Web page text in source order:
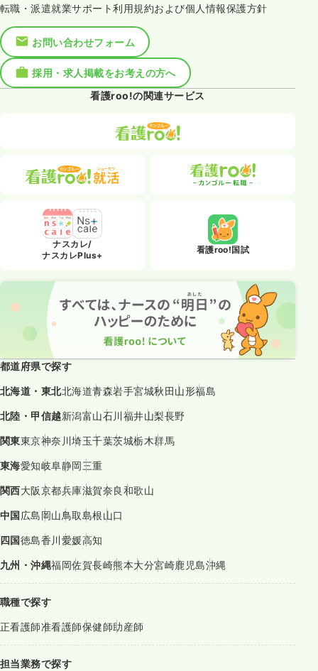
転職・派遣就業サポート利用規約および個人情報保護方針
お問い合わせフォーム
採用・求人掲載をお考えの方へ
看護roo!の関連サービス
ナスカレ/
ナスカレPlus+
看護roo!国試
都道府県で探す
北海道・東北北海道青森岩手宮城秋田山形福島
北陸・甲信越新潟富山石川福井山梨長野
関東東京神奈川埼玉千葉茨城栃木群馬
東海愛知岐阜静岡三重
関西大阪京都兵庫滋賀奈良和歌山
中国広島岡山鳥取島根山口
四国徳島香川愛媛高知
九州・沖縄福岡佐賀長崎熊本大分宮崎鹿児島沖縄
職種で探す
正看護師准看護師保健師助産師
担当業務で探す